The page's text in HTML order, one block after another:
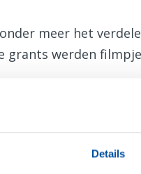
Details
meer het
grants werden
te Deventer in